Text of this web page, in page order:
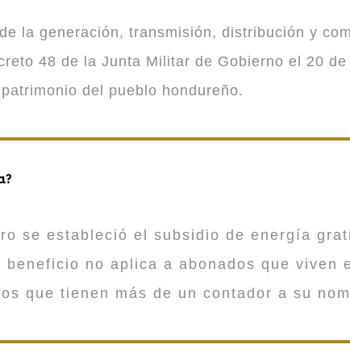
la generación, transmisión, distribución y
48 de la Junta Militar de Gobierno el 20
del pueblo hondureño.
se estableció el subsidio de energía
no aplica a abonados que viven
que tienen más de un contador a su